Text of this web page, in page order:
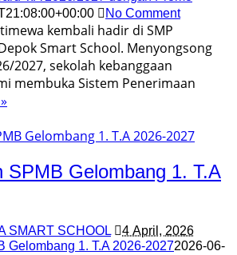
No Comment
kembali hadir di SMP
Smart School. Menyongsong
2027, sekolah kebanggaan
membuka Sistem Penerimaan
SPMB Gelombang 1. T.A
SMART SCHOOL
4 April, 2026
Gelombang 1. T.A 2026-20272026-06-